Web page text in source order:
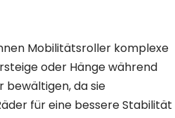
Mobilitätsroller komplexe
oder Hänge während
bewältigen, da sie
für eine bessere Stabilität